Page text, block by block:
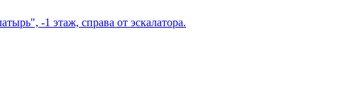
-1 этаж, справа от эскалатора.